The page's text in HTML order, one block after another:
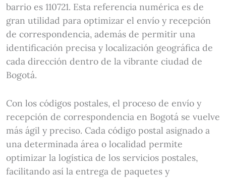
barrio es 110721. Esta referencia numérica es de
gran utilidad para optimizar el envío y recepción
de correspondencia, además de permitir una
identificación precisa y localización geográfica de
cada dirección dentro de la vibrante ciudad de
Bogotá.
Con los códigos postales, el proceso de envío y
recepción de correspondencia en Bogotá se vuelve
más ágil y preciso. Cada código postal asignado a
una determinada área o localidad permite
optimizar la logística de los servicios postales,
facilitando así la entrega de paquetes y